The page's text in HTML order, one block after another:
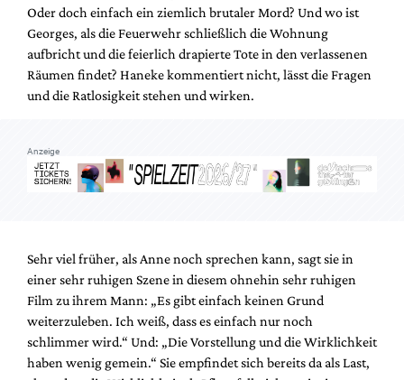
Oder doch einfach ein ziemlich brutaler Mord? Und wo ist
Georges, als die Feuerwehr schließlich die Wohnung
aufbricht und die feierlich drapierte Tote in den verlassenen
Räumen findet? Haneke kommentiert nicht, lässt die Fragen
und die Ratlosigkeit stehen und wirken.
Anzeige
Sehr viel früher, als Anne noch sprechen kann, sagt sie in
einer sehr ruhigen Szene in diesem ohnehin sehr ruhigen
Film zu ihrem Mann: „Es gibt einfach keinen Grund
weiterzuleben. Ich weiß, dass es einfach nur noch
schlimmer wird.“ Und: „Die Vorstellung und die Wirklichkeit
haben wenig gemein.“ Sie empfindet sich bereits da als Last,